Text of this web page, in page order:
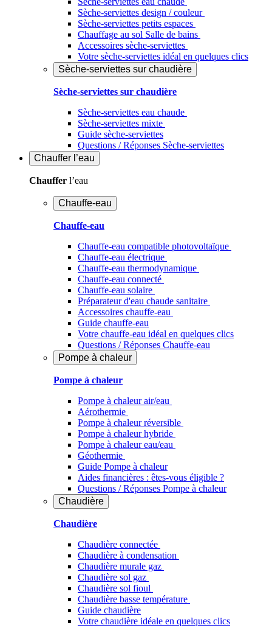
Sèche-serviettes design / couleur
Sèche-serviettes petits espaces
Chauffage au sol Salle de bains
Accessoires sèche-serviettes
Votre sèche-serviettes idéal en quelques clics
Sèche-serviettes sur chaudière
Sèche-serviettes sur chaudière
Sèche-serviettes eau chaude
Sèche-serviettes mixte
Guide sèche-serviettes
Questions / Réponses Sèche-serviettes
Chauffer l’eau
Chauffer l’eau
Chauffe-eau
Chauffe-eau
Chauffe-eau compatible photovoltaïque
Chauffe-eau électrique
Chauffe-eau thermodynamique
Chauffe-eau connecté
Chauffe-eau solaire
Préparateur d'eau chaude sanitaire
Accessoires chauffe-eau
Guide chauffe-eau
Votre chauffe-eau idéal en quelques clics
Questions / Réponses Chauffe-eau
Pompe à chaleur
Pompe à chaleur
Pompe à chaleur air/eau
Aérothermie
Pompe à chaleur réversible
Pompe à chaleur hybride
Pompe à chaleur​ eau/eau
Géothermie
Guide Pompe à chaleur
Aides financières : êtes-vous éligible ?
Questions / Réponses Pompe à chaleur
Chaudière
Chaudière
Chaudière connectée
Chaudière à condensation
Chaudière murale gaz
Chaudière sol gaz
Chaudière sol fioul
Chaudière basse température
Guide chaudière
Votre chaudière idéale en quelques clics